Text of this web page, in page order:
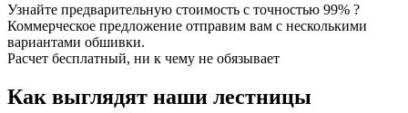
Узнайте предварительную стоимость с точностью 99% ?
Коммерческое предложение отправим вам с несколькими
вариантами обшивки.
Расчет бесплатный, ни к чему не обязывает
Как выглядят наши лестницы